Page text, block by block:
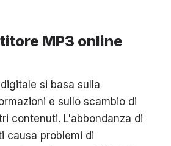
MP3 online
digitale si basa sulla
e sullo scambio di
contenuti. L'abbondanza di
causa problemi di